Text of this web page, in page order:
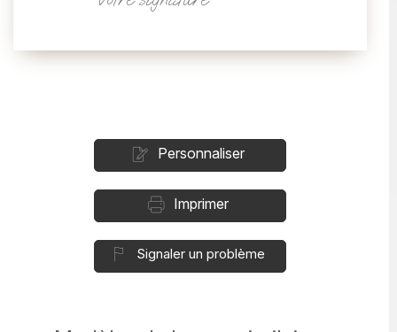
Personnaliser
Imprimer
Signaler un problème